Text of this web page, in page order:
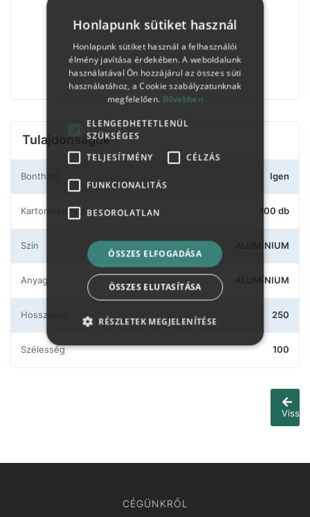
Tulajdonságok
Bontható Igen
Kartonmennyiség 100 db
Szín ALUMÍNIUM
Anyag ALUMÍNIUM
Hosszúság 250
Szélesség 100
Vissza
CÉGÜNKRŐL
Honlapunk sütiket használ
Honlapunk sütiket használ a felhasználói
élmény javítása érdekében. A weboldalunk
használatával Ön hozzájárul az összes süti
használatához, a Cookie szabályzatunknak
megfelelően. Bővebben
ELENGEDHETETLENÜL
SZÜKSÉGES
TELJESÍTMÉNY
CÉLZÁS
FUNKCIONALITÁS
BESOROLATLAN
ÖSSZES ELFOGADÁSA
ÖSSZES ELUTASÍTÁSA
RÉSZLETEK MEGJELENÍTÉSE